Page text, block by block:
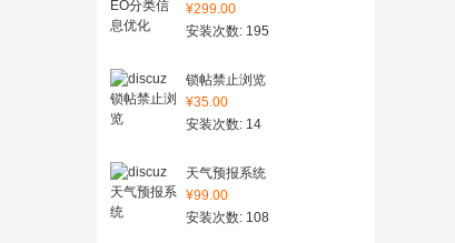
¥299.00
安装次数: 195
锁帖禁止浏览
¥35.00
安装次数: 14
天气预报系统
¥99.00
安装次数: 108